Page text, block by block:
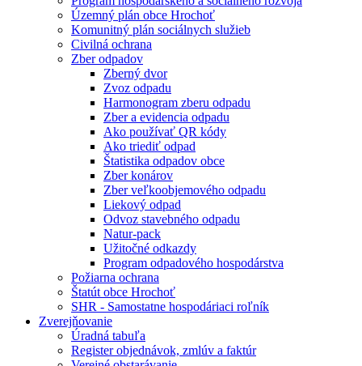
Územný plán obce Hrochoť
Komunitný plán sociálnych služieb
Civilná ochrana
Zber odpadov
Zberný dvor
Zvoz odpadu
Harmonogram zberu odpadu
Zber a evidencia odpadu
Ako používať QR kódy
Ako triediť odpad
Štatistika odpadov obce
Zber konárov
Zber veľkoobjemového odpadu
Liekový odpad
Odvoz stavebného odpadu
Natur-pack
Užitočné odkazdy
Program odpadového hospodárstva
Požiarna ochrana
Štatút obce Hrochoť
SHR - Samostatne hospodáriaci roľník
Zverejňovanie
Úradná tabuľa
Register objednávok, zmlúv a faktúr